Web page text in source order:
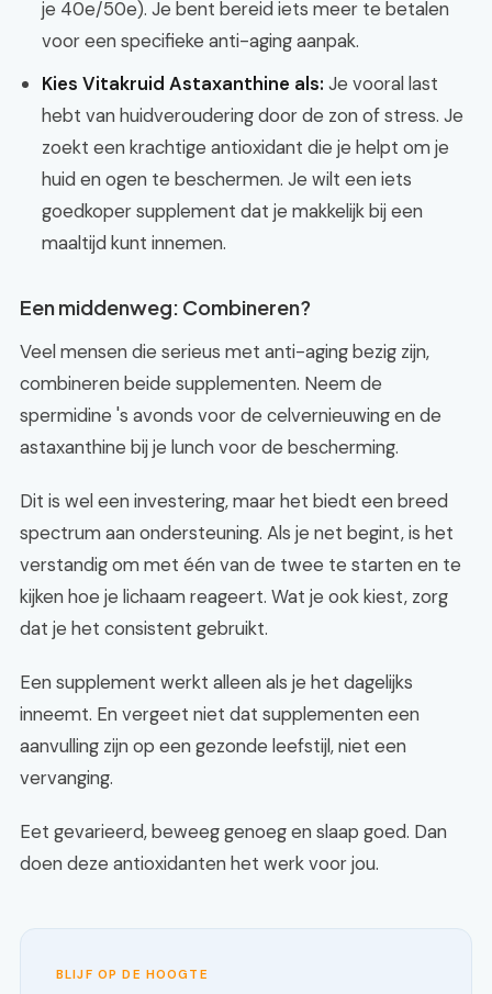
je 40e/50e). Je bent bereid iets meer te betalen
voor een specifieke anti-aging aanpak.
Kies Vitakruid Astaxanthine als: Je vooral last
hebt van huidveroudering door de zon of stress. Je
zoekt een krachtige antioxidant die je helpt om je
huid en ogen te beschermen. Je wilt een iets
goedkoper supplement dat je makkelijk bij een
maaltijd kunt innemen.
Een middenweg: Combineren?
Veel mensen die serieus met anti-aging bezig zijn,
combineren beide supplementen. Neem de
spermidine 's avonds voor de celvernieuwing en de
astaxanthine bij je lunch voor de bescherming.
Dit is wel een investering, maar het biedt een breed
spectrum aan ondersteuning. Als je net begint, is het
verstandig om met één van de twee te starten en te
kijken hoe je lichaam reageert. Wat je ook kiest, zorg
dat je het consistent gebruikt.
Een supplement werkt alleen als je het dagelijks
inneemt. En vergeet niet dat supplementen een
aanvulling zijn op een gezonde leefstijl, niet een
vervanging.
Eet gevarieerd, beweeg genoeg en slaap goed. Dan
doen deze antioxidanten het werk voor jou.
BLIJF OP DE HOOGTE